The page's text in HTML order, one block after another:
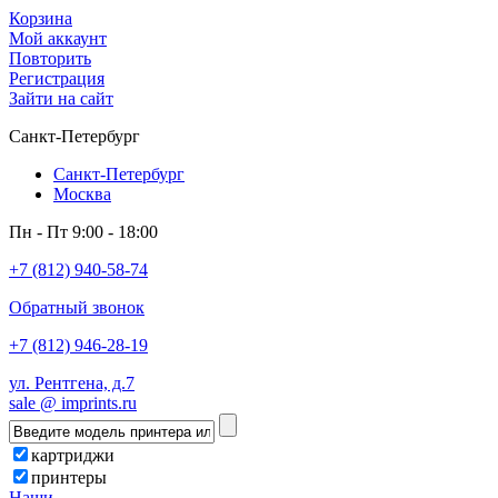
Корзина
Мой аккаунт
Повторить
Регистрация
Зайти на сайт
Санкт-Петербург
Санкт-Петербург
Москва
Пн - Пт 9:00 - 18:00
+7 (812) 940-58-74
Обратный звонок
+7 (812) 946-28-19
ул. Рентгена, д.7
sale @ imprints.ru
картриджи
принтеры